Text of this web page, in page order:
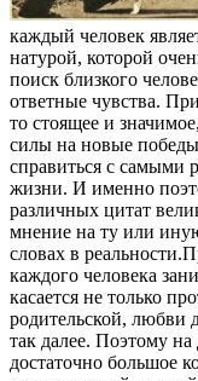
каждый человек
натурой, которой
поиск близкого
ответные чувства.
то стоящее и
силы на новые
справиться с самыми
жизни. И именно
различных цитат
мнение на ту или
словах в реальности.
каждого человека
касается не только
родительской, любви
так далее. Поэтому
достаточно большое